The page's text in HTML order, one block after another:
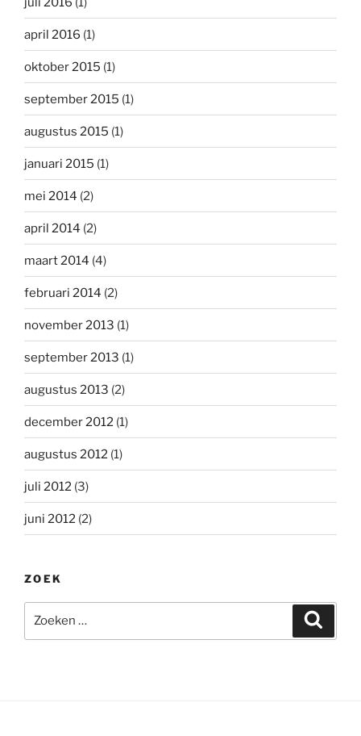
april 2016 (1)
oktober 2015 (1)
september 2015 (1)
augustus 2015 (1)
januari 2015 (1)
mei 2014 (2)
april 2014 (2)
maart 2014 (4)
februari 2014 (2)
november 2013 (1)
september 2013 (1)
augustus 2013 (2)
december 2012 (1)
augustus 2012 (1)
juli 2012 (3)
juni 2012 (2)
ZOEK
naar: